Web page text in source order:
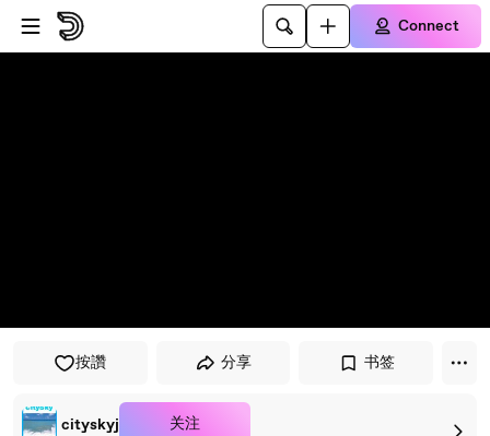
Skip to player
Skip to main content
Connect
按讚 分享 书签
cityskyj 关注